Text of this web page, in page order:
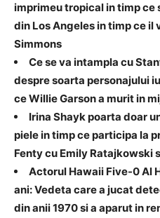
imprimeu tropical in timp ce
din Los Angeles in timp ce il
Simmons
Ce se va intampla cu
despre soarta personajului
ce Willie Garson a murit in
Irina Shayk poarta doar
piele in timp ce participa la
Fenty cu Emily Ratajkowski
Actorul Hawaii Five-0 Al
ani: Vedeta care a jucat
din anii 1970 si a aparut in